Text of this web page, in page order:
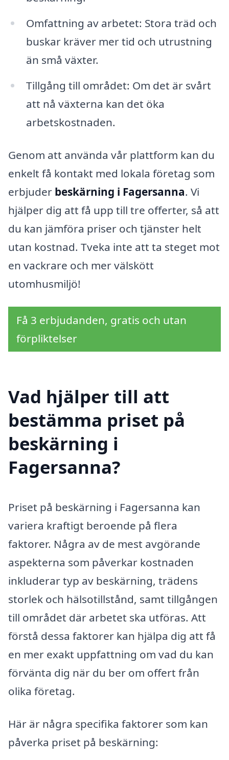
Omfattning av arbetet: Stora träd och
buskar kräver mer tid och utrustning
än små växter.
Tillgång till området: Om det är svårt
att nå växterna kan det öka
arbetskostnaden.
Genom att använda vår plattform kan du
enkelt få kontakt med lokala företag som
erbjuder beskärning i Fagersanna. Vi
hjälper dig att få upp till tre offerter, så att
du kan jämföra priser och tjänster helt
utan kostnad. Tveka inte att ta steget mot
en vackrare och mer välskött
utomhusmiljö!
Få 3 erbjudanden, gratis och utan
förpliktelser
Vad hjälper till att
bestämma priset på
beskärning i
Fagersanna?
Priset på beskärning i Fagersanna kan
variera kraftigt beroende på flera
faktorer. Några av de mest avgörande
aspekterna som påverkar kostnaden
inkluderar typ av beskärning, trädens
storlek och hälsotillstånd, samt tillgången
till området där arbetet ska utföras. Att
förstå dessa faktorer kan hjälpa dig att få
en mer exakt uppfattning om vad du kan
förvänta dig när du ber om offert från
olika företag.
Här är några specifika faktorer som kan
påverka priset på beskärning: